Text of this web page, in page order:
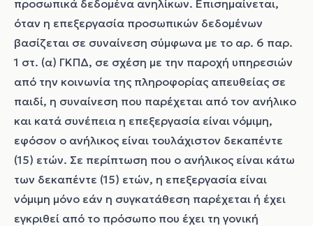
προσωπικά δεδομένα ανηλίκων. Επισημαίνεται,
όταν η επεξεργασία προσωπικών δεδομένων
βασίζεται σε συναίνεση σύμφωνα με το αρ. 6 παρ.
1 στ. (α) ΓΚΠΔ, σε σχέση με την παροχή υπηρεσιών
από την κοινωνία της πληροφορίας απευθείας σε
παιδί, η συναίνεση που παρέχεται από τον ανήλικο
και κατά συνέπεια η επεξεργασία είναι νόμιμη,
εφόσον ο ανήλικος είναι τουλάχιστον δεκαπέντε
(15) ετών. Σε περίπτωση που ο ανήλικος είναι κάτω
των δεκαπέντε (15) ετών, η επεξεργασία είναι
νόμιμη μόνο εάν η συγκατάθεση παρέχεται ή έχει
εγκριθεί από το πρόσωπο που έχει τη γονική